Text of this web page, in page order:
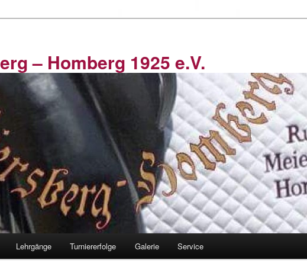
– Homberg 1925 e.V.
Lehrgänge Turniererfolge Galerie Service